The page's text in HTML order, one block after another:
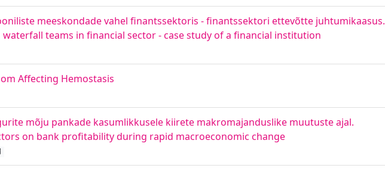
meeskondade vahel finantssektoris - finantssektori ettevõtte juhtumikaasus.
teams in financial sector - case study of a financial institution
Affecting Hemostasis
mõju pankade kasumlikkusele kiirete makromajanduslike muutuste ajal.
on bank profitability during rapid macroeconomic change